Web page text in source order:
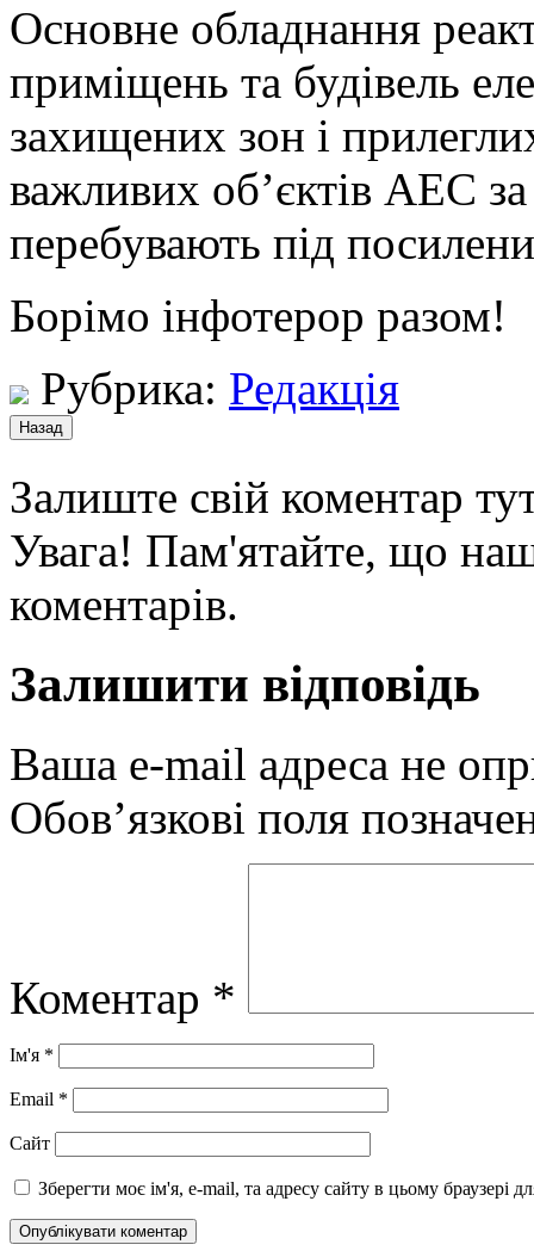
Основне обладнання
приміщень та будівель
захищених зон і
важливих об’єктів АЕС
перебувають під
Борімо інфотерор разом!
Рубрика: Редакція
Залиште свій коментар
Увага! Пам'ятайте, що
коментарів.
Залишити відповідь
Ваша e-mail адреса не
Обов’язкові поля
Коментар *
Ім'я *
Email *
Сайт
Зберегти моє ім'я, e-mail, та адресу сайту в цьому браузері